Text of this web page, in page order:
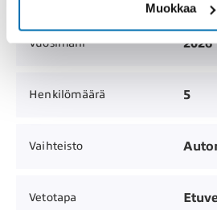
Muokkaa
Vuosimalli 2026
Henkilömäärä 5
Vaihteisto
Vetotapa